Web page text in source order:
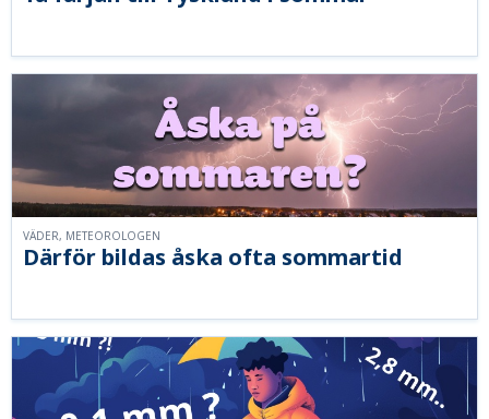
Därför bildas åska ofta sommartid
VÄDER, METEOROLOGEN